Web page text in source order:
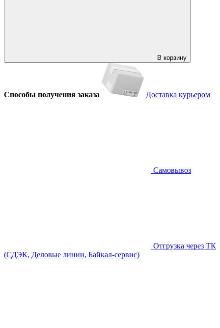
В корзину
Способы получения заказа Доставка курьером
Самовывоз
Отгрузка через ТК
(СДЭК, Деловые линии, Байкал-сервис)